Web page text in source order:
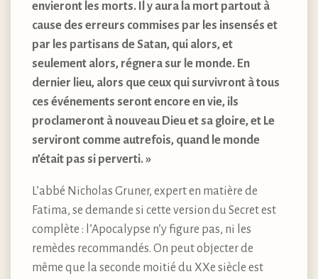
envieront les morts. Il y aura la mort partout à
cause des erreurs commises par les insensés et
par les partisans de Satan, qui alors, et
seulement alors, régnera sur le monde. En
dernier lieu, alors que ceux qui survivront à tous
ces événements seront encore en vie, ils
proclameront à nouveau Dieu et sa gloire, et Le
serviront comme autrefois, quand le monde
n’était pas si perverti. »
L’abbé Nicholas Gruner, expert en matière de
Fatima, se demande si cette version du Secret est
complète : l’Apocalypse n’y figure pas, ni les
remèdes recommandés. On peut objecter de
même que la seconde moitié du XXe siècle est